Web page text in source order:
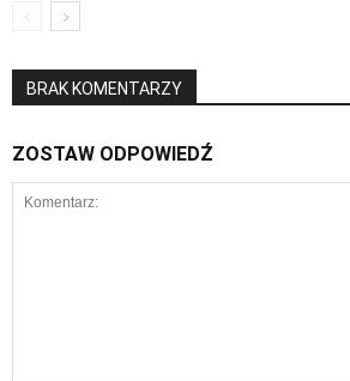
BRAK KOMENTARZY
ZOSTAW ODPOWIEDŹ